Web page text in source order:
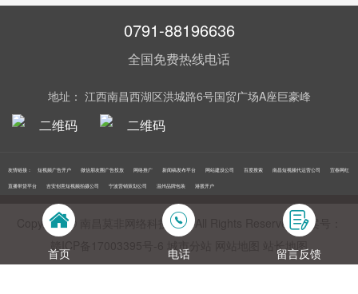
理，搜索引擎营销，关键词优化，网站建设，SEO网站优
化，SEM竞价优化，小程序制作，网络推广，网络营销，
设计，LOGO设计，口碑优化，品牌形象设计，获客推广，
网站定制，APP开发，软件制作，网络公关，网站推广，海
告等等业务！在江西更多人选择南昌莫非传媒！
0791-88196636
全国免费热线电话
地址： 江西南昌西湖区洪城路6号国贸广场A座巨豪峰
友情链接： 短视频广告开户 微信朋友圈广告投放 网络推广 新闻稿发布平台 网站建设公司 百度搜索 南昌短视频代运营公司 宜春网红
直播带货平台 吉安创意短视频拍摄公司 宁波营销策划公司 温州品牌包装 港股开户
Copyright © 南昌莫非网络科技公司 All Rights Reserved 备案号：
赣ICP备17003395号‍-6
城市分站 站长地图
首页 电话 留言反馈